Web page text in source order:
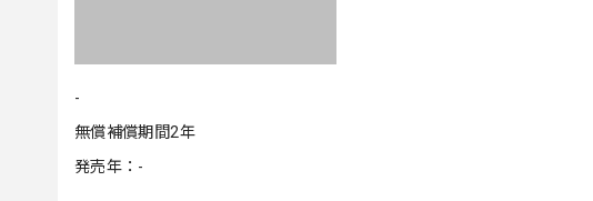
-
無償補償期間2年
発売年：-